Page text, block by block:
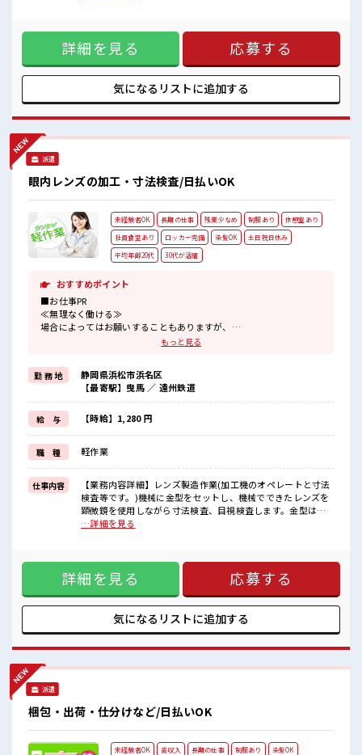
社会人経験が浅くてもOK！
ここから経験積んでいきましょ！
ます♪ ≪髪色自由で自分らしく働く≫ 明るすぎたり奇抜でな
ければ基本的に自由！ (規定有)≪機能的な制服アリ≫ 制服が
あるので、 毎日の服装の悩み解消♪ ≪未経験の方も大カンゲ
イ≫ 新しいことにチャレンジするのは不安だけど、 しっかり
働く環境が整っています！ イチからスキルUP・ステップUP
目指していきましょう！ ≪収入アップを目指せる≫ 高時給だ
ば髪色・髪型は自由！ あなたの個性を大事にできます♪ 20代
が多数活躍中！ 社会人経験が浅くてもOK！ ここから経験積
詳細を見る 応募する
気になるリストに追加する
派遣
眼内レンズの加工・寸法検査/日払いOK
未経験者OK 長期の仕事 残業少なめ 制服あり
休憩室あり
社員食堂あり
ロッカー完備 染髪OK
土日祝日休み
平均年齢20代
30代が活躍
おすすめポイント
■お仕事PR
≪無理なく働ける≫
場合によってはお願いすることもありますが、
週末は家族や友人と一緒にプライベート満喫！
≪髪型自由≫
基本的に髪色自由で明るすぎたり奇抜でなければOKです！
(規定有)≪ラクラク制服アリ≫
制服があるので、
毎日の服装の悩み解消♪
≪未経験OKの仕事≫
新しいことにチャレンジするのは不安だけど、
しっかり働く環境が整っています！
イチからスキルUP・ステップUP目指していきましょう！
■職場の雰囲気
髪型・髪色自由♪
20代活躍中のフレッシュな職場です☆
休憩室でホッと一息リフレッシュ！
残業はほとんどありません！
もっと見る
勤 務 地
静岡県浜松市浜名区
【最寄駅】曳馬 ／ 遠州鉄道
給 与 【時給】1,280 円
職 種 軽作業
仕事内容
【業務内容詳細】レンズ製造作業(加工機のオペレートと寸法
検査等です。)機械に金型をセットし、機械でできたレンズを
顕微鏡を使用しながら寸法検査、目視検査します。金型は重
さがありますが、身体に負担がないように、代車で運び、持
機 ■お仕事PR ≪無理なく働ける≫ 場合によってはお願いする
こともありますが、 残業はほとんどナシ！ ≪完全週休二日制
≫ 週末は家族や友人と一緒にプライベート満喫！ ≪髪型自由
≫ 基本的に髪色自由で明るすぎたり奇抜でなければOKです！
(規定有)≪ラクラク制服アリ≫ 制服があるので、 毎日の服装
の悩み解消♪ ≪未経験OKの仕事≫ 新しいことにチャレンジ
チからスキルUP・ステップUP目指していきましょう！ ■職
場の雰囲気 髪型・髪色自由♪ 派手過ぎなければOKだから、
ん！
…詳細を見る
詳細を見る 応募する
気になるリストに追加する
派遣
梱包・出荷・仕分けなど/日払いOK
未経験者OK 高収入 長期の仕事 制服あり 染髪OK